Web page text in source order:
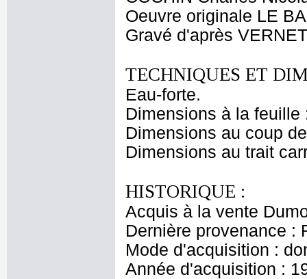
Oeuvre originale LE
Gravé d'après
TECHNIQUES ET
Eau-forte.
Dimensions à la
Dimensions au coup
Dimensions au trait
HISTORIQUE :
Acquis à la vente
Dernière provenance :
Mode d'acquisition :
Année d'acquisition :